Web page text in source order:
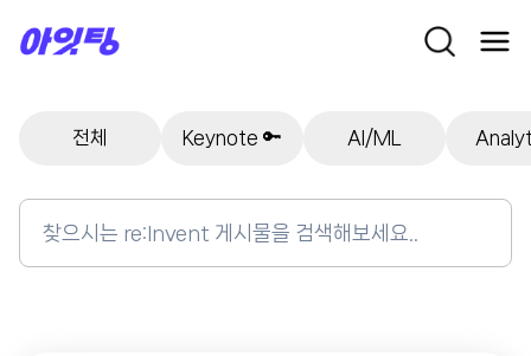
전체 Keynote 🔑 AI/ML
Search